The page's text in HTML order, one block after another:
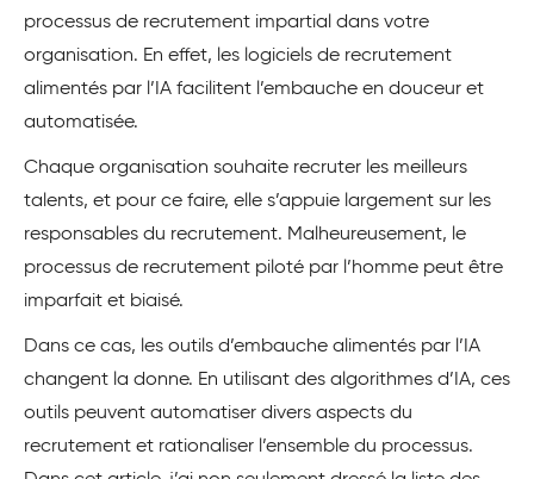
processus de recrutement impartial dans votre
organisation. En effet, les logiciels de recrutement
alimentés par l’IA facilitent l’embauche en douceur et
automatisée.
Chaque organisation souhaite recruter les meilleurs
talents, et pour ce faire, elle s’appuie largement sur les
responsables du recrutement. Malheureusement, le
processus de recrutement piloté par l’homme peut être
imparfait et biaisé.
Dans ce cas, les outils d’embauche alimentés par l’IA
changent la donne. En utilisant des algorithmes d’IA, ces
outils peuvent automatiser divers aspects du
recrutement et rationaliser l’ensemble du processus.